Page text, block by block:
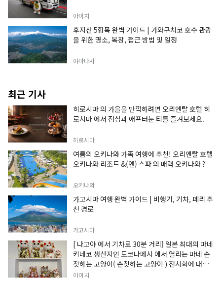
아이치
후지산 5합목 완벽 가이드 | 가와구치코 호수 관광
을 위한 명소, 복장, 접근 방법 및 일정
야마나시
최근 기사
히로시마 의 가을을 만끽하려면 오리엔탈 호텔 히
로시마 에서 점심과 애프터눈 티를 즐겨보세요.
히로시마
여름의 오키나와 가족 여행에 추천! 오리엔탈 호텔
오키나와 리조트 &(앤) 스파 의 매력 오키나와 ?
오키나와
가고시마 여행 완벽 가이드 | 비행기, 기차, 페리 추
천 경로
가고시마
[ 나고야 에서 기차로 30분 거리] 일본 최대의 마네
키네코 생산지인 도코나메시 에서 열리는 마네 손
짓하는 고양이( 손짓하는 고양이 ) 전시회에 대한
정보입니다.
아이치